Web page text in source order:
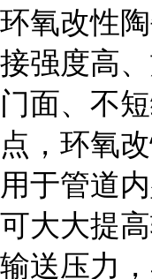
环氧改性
接强度高
门面、不
点，环氧
用于管道
可大大提
输送压力